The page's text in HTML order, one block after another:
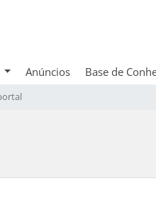
Anúncios Base de